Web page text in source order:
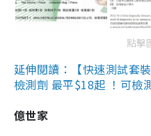
點擊
延伸閱讀：【快速測試套
檢測劑 最平$18起 ！可
億世家